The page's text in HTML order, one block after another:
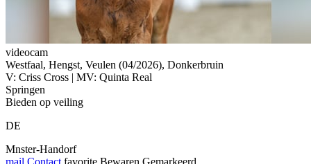
videocam
Westfaal, Hengst, Veulen (04/2026), Donkerbruin
V: Criss Cross | MV: Quinta Real
Springen
Bieden op veiling
DE
Mnster-Handorf
mail Contact favorite Bewaren Gemarkeerd